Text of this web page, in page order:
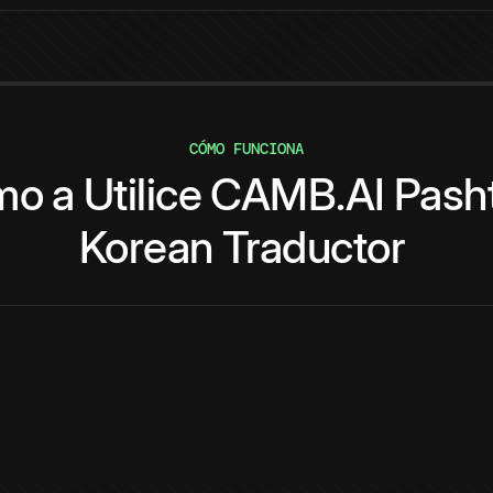
CÓMO FUNCIONA
a UtiliceCAMB.AI
Korean Traductor